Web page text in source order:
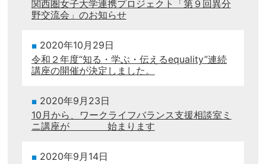
関西圏女子大学連携プロジェクト「第９回異分
野交流会」のお知らせ
2020年10月29日
令和２年度“知る・学ぶ・伝えるequality”連続
講座の開催が決定しました。
2020年9月23日
10月から、ワークライフバランス支援相談室ミ
ニ講座が 始まります
2020年9月14日